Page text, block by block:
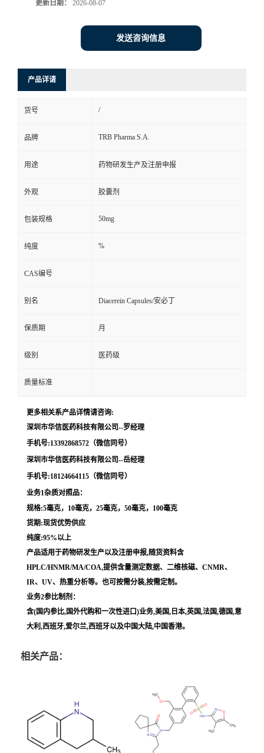
联
在
线
留
言
更新日期： 2026-08-07
发送咨询信息
产品详请
货号 /
品牌 TRB Pharma S.A.
用途 药物研发生产及注册申报
外观 胶囊剂
包装规格 50mg
纯度 %
CAS编号
别名 Diacerein Capsules/安必丁
保质期 月
级别 医药级
质量标准
更多相关系产品详情请咨询:
深圳市华信医药科技有限公司--罗经理
手机号:13392868572（微信同号）
深圳市华信医药科技有限公司--岳经理
手机号:18124664115（微信同号）
业务1杂质对照品：
规格:5毫克，10毫克，25毫克，50毫克，100毫克
货期:现货优势供应
纯度:95%以上
产品适用于药物研发生产以及注册申报,随货资料含
HPLC/HNMR/MA/COA,提供含量测定数据、二维核磁、CNMR、
IR、UV、热重分析等。也可按需分装,按需定制。
业务2参比制剂：
含(国内参比,国外代购和一次性进口)业务,美国,日本,英国,法国,德国,意
大利,西班牙,爱尔兰,西班牙以及中国大陆,中国香港。
相关产品：